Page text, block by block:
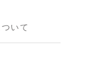
いて